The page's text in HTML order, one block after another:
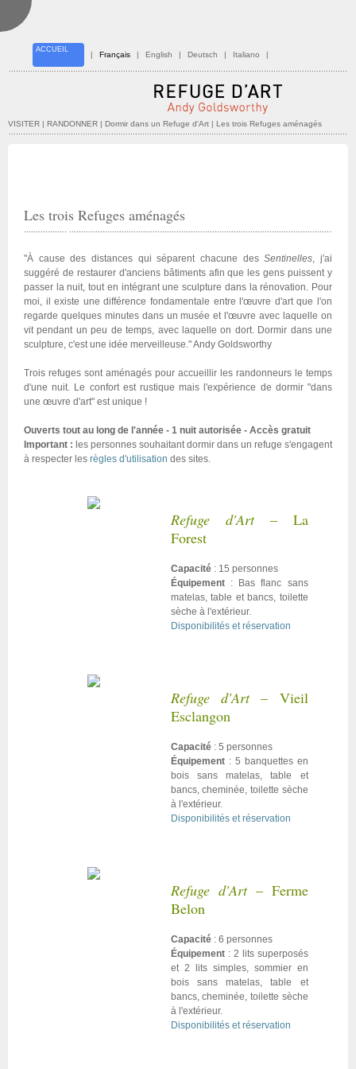
ACCUEIL
| Français | English | Deutsch | Italiano |
VISITER | RANDONNER | Dormir dans un Refuge d'Art | Les trois Refuges aménagés
Les trois Refuges aménagés
"À cause des distances qui séparent chacune desSentinelles, j'ai
suggéré de restaurer d'anciens bâtiments afin que les gens puissent y
passer la nuit, tout en intégrant une sculpture dans la rénovation. Pour
moi, il existe une différence fondamentale entre l'œuvre d'art que l'on
regarde quelques minutes dans un musée et l'œuvre avec laquelle on
vit pendant un peu de temps, avec laquelle on dort. Dormir dans une
sculpture, c'est une idée merveilleuse." Andy Goldsworthy
Trois refuges sont aménagés pour accueillir les randonneurs le temps
d'une nuit. Le confort est rustique mais l'expérience de dormir "dans
une œuvre d'art" est unique !
Ouverts tout au long de l'année - 1 nuit autorisée - Accès gratuit
Important : les personnes souhaitant dormir dans un refuge s'engagent
à respecter les règles d'utilisation des sites.
Refuge d'Art– La
Forest
Capacité: 15 personnes
Équipement: Bas flanc sans
matelas, table et bancs, toilette
sèche à l'extérieur.
Disponibilités et réservation
Refuge d'Art– Vieil
Esclangon
Capacité: 5 personnes
Équipement: 5 banquettes en
bois sans matelas, table et
bancs, cheminée, toilette sèche
à l'extérieur.
Disponibilités et réservation
Refuge d'Art– Ferme
Belon
Capacité: 6 personnes
Équipement: 2 lits superposés
et 2 lits simples, sommier en
bois sans matelas, table et
bancs, cheminée, toilette sèche
à l'extérieur.
Disponibilités et réservation